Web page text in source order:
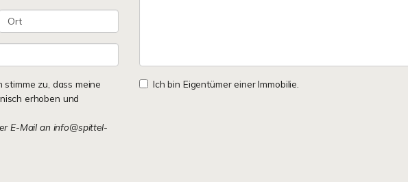
stimme zu, dass meine
erhoben und
E-Mail an info@spittel-
Ich bin Eigentümer einer Immobilie.